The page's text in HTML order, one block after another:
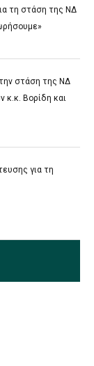
τη στάση της ΝΔ
στάση της ΝΔ
κ.κ. Βορίδη και
για τη